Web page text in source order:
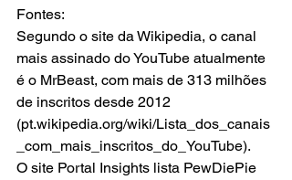
Fontes:
Segundo o site da Wikipedia, o canal
mais assinado do YouTube atualmente
é o MrBeast, com mais de 313 milhões
de inscritos desde 2012
(pt.wikipedia.org/wiki/Lista_dos_canais
_com_mais_inscritos_do_YouTube).
O site Portal Insights lista PewDiePie